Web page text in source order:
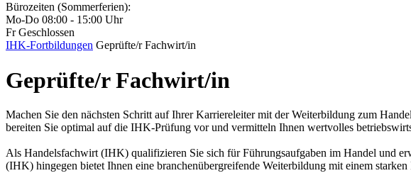
Bürozeiten (Sommerferien):
Mo-Do 08:00 - 15:00 Uhr
Fr Geschlossen
IHK-Fortbildungen Geprüfte/r Fachwirt/in
Geprüfte/r Fachwirt/in
Machen Sie den nächsten Schritt auf Ihrer Karriereleiter mit der Weiterbildung zum
bereiten Sie optimal auf die IHK-Prüfung vor und vermitteln Ihnen wertvolles
Als Handelsfachwirt (IHK) qualifizieren Sie sich für Führungsaufgaben im Handel und
(IHK) hingegen bietet Ihnen eine branchenübergreifende Weiterbildung mit einem